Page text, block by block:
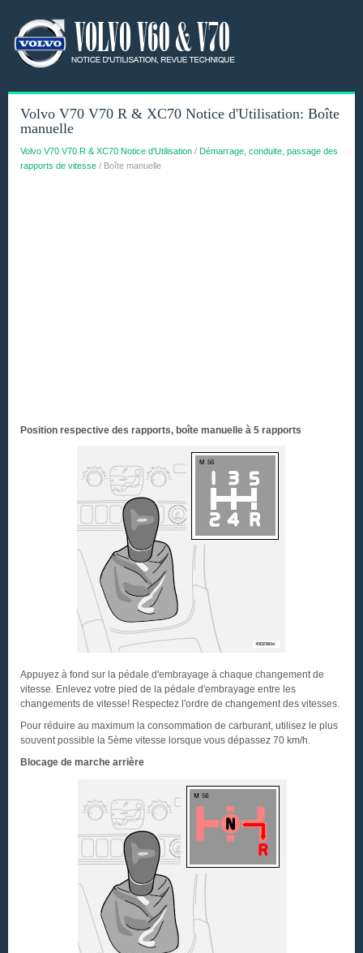
Volvo V70 V70 R & XC70 Notice d'Utilisation: Boîte
manuelle
Volvo V70 V70 R & XC70 Notice d'Utilisation / Démarrage, conduite, passage des
rapports de vitesse / Boîte manuelle
Position respective des rapports, boîte manuelle à 5 rapports
Appuyez à fond sur la pédale d'embrayage à chaque changement de
vitesse. Enlevez votre pied de la pédale d'embrayage entre les
changements de vitesse! Respectez l'ordre de changement des vitesses.
Pour réduire au maximum la consommation de carburant, utilisez le plus
souvent possible la 5ème vitesse lorsque vous dépassez 70 km/h.
Blocage de marche arrière